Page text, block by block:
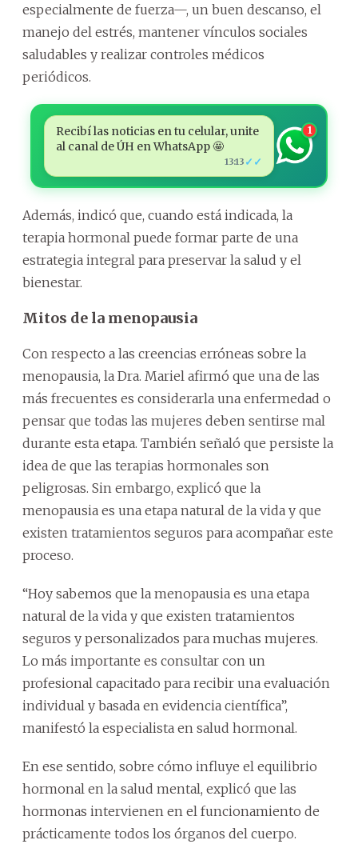
especialmente de fuerza—, un buen descanso, el
manejo del estrés, mantener vínculos sociales
saludables y realizar controles médicos
periódicos.
Recibí las noticias en tu celular, unite
al canal de ÚH en WhatsApp 🤩
13:13 ✓✓
1
Además, indicó que, cuando está indicada, la
terapia hormonal puede formar parte de una
estrategia integral para preservar la salud y el
bienestar.
Mitos de la menopausia
Con respecto a las creencias erróneas sobre la
menopausia, la Dra. Mariel afirmó que una de las
más frecuentes es considerarla una enfermedad o
pensar que todas las mujeres deben sentirse mal
durante esta etapa. También señaló que persiste la
idea de que las terapias hormonales son
peligrosas. Sin embargo, explicó que la
menopausia es una etapa natural de la vida y que
existen tratamientos seguros para acompañar este
proceso.
“Hoy sabemos que la menopausia es una etapa
natural de la vida y que existen tratamientos
seguros y personalizados para muchas mujeres.
Lo más importante es consultar con un
profesional capacitado para recibir una evaluación
individual y basada en evidencia científica”,
manifestó la especialista en salud hormonal.
En ese sentido, sobre cómo influye el equilibrio
hormonal en la salud mental, explicó que las
hormonas intervienen en el funcionamiento de
prácticamente todos los órganos del cuerpo.